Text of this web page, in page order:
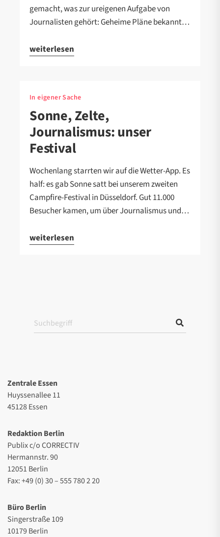
gemacht, was zur ureigenen Aufgabe von
Journalisten gehört: Geheime Pläne bekannt…
weiterlesen
In eigener Sache
Sonne, Zelte,
Journalismus: unser
Festival
Wochenlang starrten wir auf die Wetter-App. Es
half: es gab Sonne satt bei unserem zweiten
Campfire-Festival in Düsseldorf. Gut 11.000
Besucher kamen, um über Journalismus und…
weiterlesen
Zentrale Essen
Huyssenallee 11
45128 Essen
Redaktion Berlin
Publix c/o CORRECTIV
Hermannstr. 90
12051 Berlin
Fax: +49 (0) 30 – 555 780 2 20
Büro Berlin
Singerstraße 109
10179 Berlin